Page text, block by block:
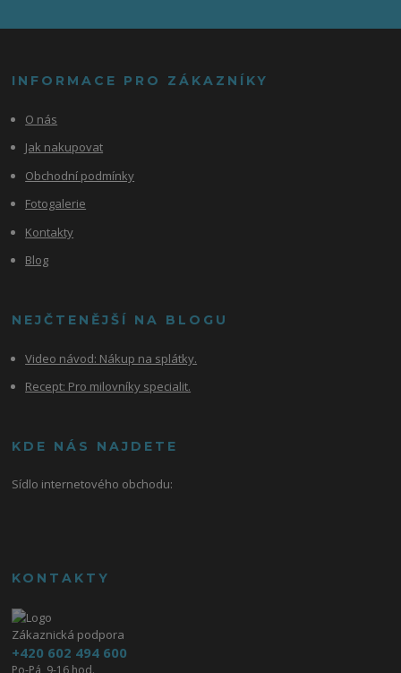
INFORMACE PRO ZÁKAZNÍKY
O nás
Jak nakupovat
Obchodní podmínky
Fotogalerie
Kontakty
Blog
NEJČTENĚJŠÍ NA BLOGU
Video návod: Nákup na splátky.
Recept: Pro milovníky specialit.
KDE NÁS NAJDETE
Sídlo internetového obchodu:
KONTAKTY
Zákaznická podpora
+420 602 494 600